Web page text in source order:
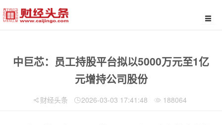
中巨芯：员工持股平台拟以5000万元至1亿
元增持公司股份
财经头条 2026-03-03 17:41:48 188064